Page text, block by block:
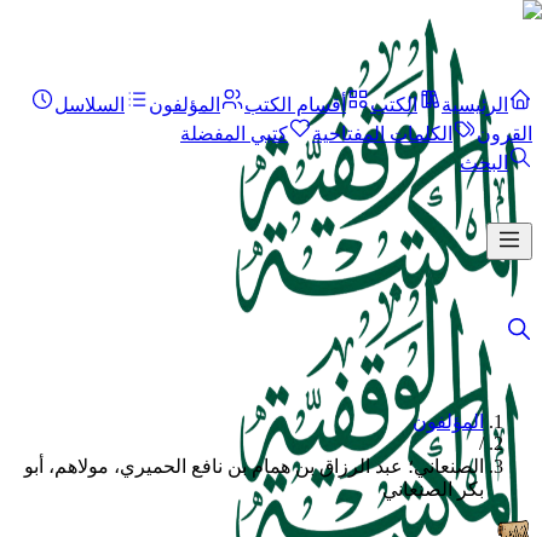
الرئيسية الكتب أقسام الكتب المؤلفون
السلاسل
القرون
الكلمات المفتاحية
كتبي المفضلة
البحث
المؤلفون
/
الصنعاني؛ عبد الرزاق بن همام بن نافع الحميري، مولاهم، أبو
بكر الصنعاني